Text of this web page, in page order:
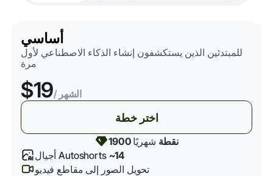
أساسي
للمبتدئين الذين يستكشفون إنشاء الذكاء الاصطناعي لأول
مرة
$19 / الشهر
اختر خطة
1900 نقطة شهريًا
أجيال Autoshorts ~14
تحويل الصور إلى مقاطع فيديو